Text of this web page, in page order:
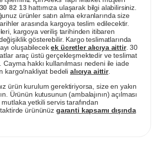
82 13hattımıza ulaşarak bilgi alabilirsiniz.
ürünler satın alma ekranlarında size
arasında kargoya teslim edilecektir.
kargoya veriliş tarihinden itibaren
gösterebilir. Kargo teslimatlarında
oluşabilecekek ücretler alıcıya aittir. 30
araç üstü gerçekleşmektedir ve teslimat
hakkı kullanılması nedeni ile iade
kargo/nakliyat bedeli alıcıya aittir.
ürün kurulum gerektiriyorsa, size en yakın
Ürünün kutusunun (ambalajının) açılması
yetkili servis tarafından
taktirde ürününüz garanti kapsamı dışında